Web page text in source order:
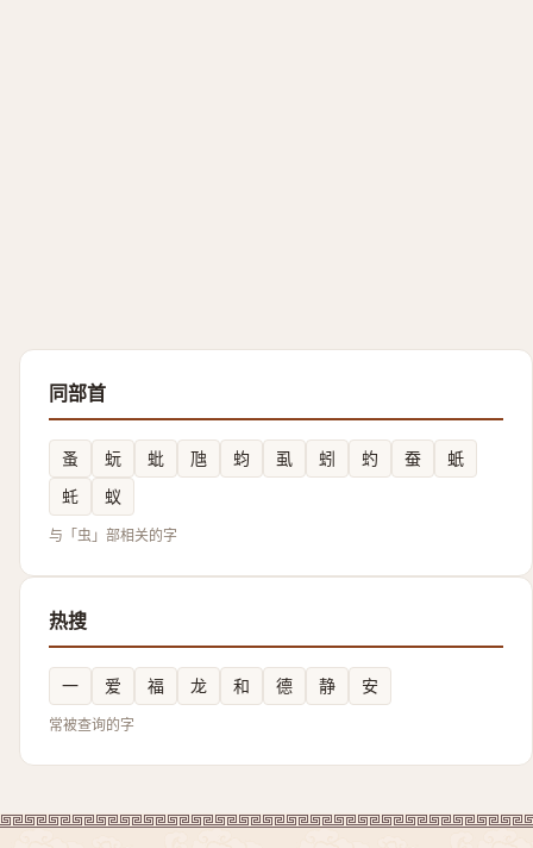
同部首
蚤 蚖 蚍 虺 蚐 虱 蚓 虳 蚕
蚔
虴
蚁
与「虫」部相关的字
热搜
一 爱 福 龙 和 德 静 安
常被查询的字